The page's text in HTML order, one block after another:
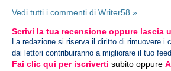
Vedi tutti i commenti di Writer58 »
Scrivi la tua recensione oppure lascia
La redazione si riserva il diritto di rimuovere
dai lettori contribuiranno a migliorare il tuo
Fai clic qui per iscriverti subito oppure